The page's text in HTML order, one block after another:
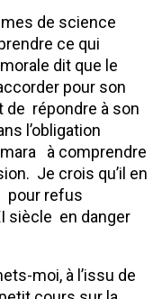
de science
ce qui
dit que le
pour son
de répondre à son
l’obligation
à comprendre
Je crois qu’il en
pour refus
siècle en danger
moi, à l’issu de